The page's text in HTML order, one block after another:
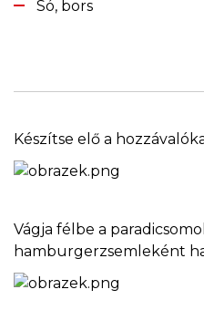
Só, bors
Készítse elő a
Vágja félbe a
hamburgerzsemleként